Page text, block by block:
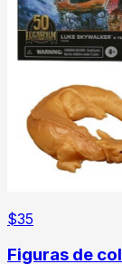
$35
Figuras de